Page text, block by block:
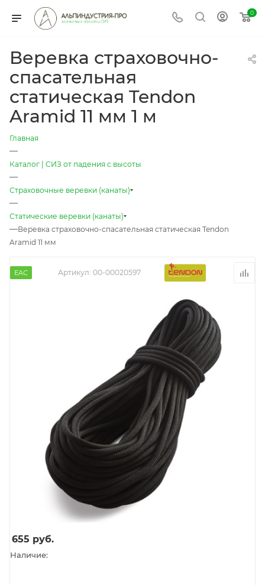
0
Веревка страховочно-
спасательная
статическая Tendon
Aramid 11 мм 1 м
Главная
—
Каталог | СИЗ от падения с высоты
—
Страховочные веревки (канаты)
—
Статические веревки (канаты)
—Веревка страховочно-спасательная статическая Tendon
Aramid 11 мм
EAC Артикул: 00-00020597
655 руб.
Наличие: